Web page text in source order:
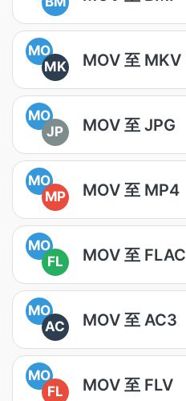
MO
MK
MOV 至 MKV
MO
JP
MOV 至 JPG
MO
MP
MOV 至 MP4
MO
FL
MOV 至 FLAC
MO
AC
MOV 至 AC3
MO
FL
MOV 至 FLV